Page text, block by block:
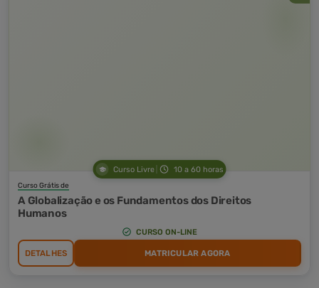
Curso Livre 10 a 60 horas
Curso Grátis de
A Globalização e os Fundamentos dos Direitos
Humanos
CURSO ON-LINE
DETALHES MATRICULAR AGORA